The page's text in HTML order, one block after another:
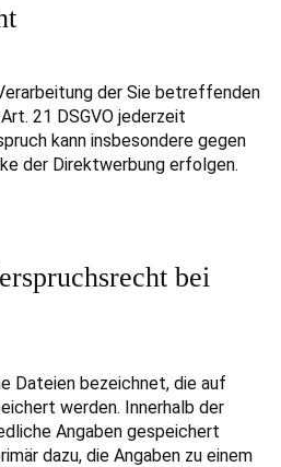
der Sie betreffenden
21 DSGVO jederzeit
kann insbesondere gegen
der Direktwerbung erfolgen.
bei
Dateien bezeichnet, die auf
werden. Innerhalb der
Angaben gespeichert
dazu, die Angaben zu einem